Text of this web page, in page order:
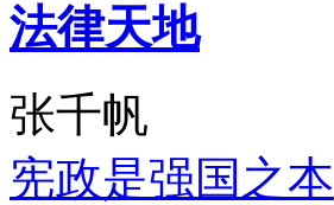
法律天地
张千帆
宪政是强国之本